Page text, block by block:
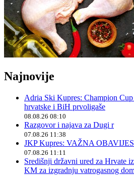
Najnovije
Adria Ski Kupres: Champion
hrvatske i BiH prvoligaše
08.08.26 08:10
Razgovor i najava za Dugi r
07.08.26 11:38
JKP Kupres: VAŽNA
07.08.26 11:11
Središnji državni ured za Hrvate
KM za izgradnju vatrogasnog